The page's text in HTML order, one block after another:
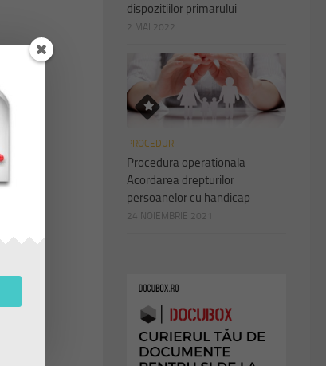
dispozitiilor primarului
2 MAI 2022
PROCEDURI
Procedura operationala
Acordarea drepturilor
persoanelor cu handicap
24 NOIEMBRIE 2021